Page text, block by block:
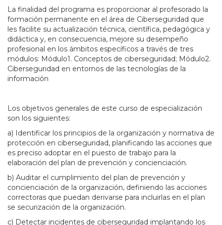
La finalidad del programa es proporcionar al profesorado la
formación permanente en el área de Ciberseguridad que
les facilite su actualización técnica, científica, pedagógica y
didáctica y, en consecuencia, mejore su desempeño
profesional en los ámbitos específicos a través de tres
módulos: Módulo1. Conceptos de ciberseguridad; Módulo2.
Ciberseguridad en entornos de las tecnologías de la
información
Los objetivos generales de este curso de especialización
son los siguientes:
a) Identificar los principios de la organización y normativa de
protección en ciberseguridad, planificando las acciones que
es preciso adoptar en el puesto de trabajo para la
elaboración del plan de prevención y concienciación.
b) Auditar el cumplimiento del plan de prevención y
concienciación de la organización, definiendo las acciones
correctoras que puedan derivarse para incluirlas en el plan
se securización de la organización.
c) Detectar incidentes de ciberseguridad implantando los